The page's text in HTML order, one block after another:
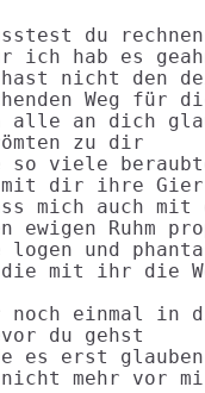
du rechnen
ich hab es
hast nicht den
Weg für
alle an dich
zu dir
so viele
dir ihre Gier
mich auch mit
ewigen Ruhm
logen und
mit ihr die
noch einmal in
du gehst
es erst glauben
nicht mehr vor